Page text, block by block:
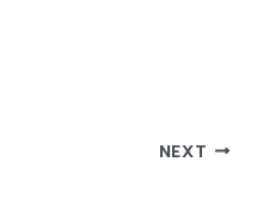
NEXT